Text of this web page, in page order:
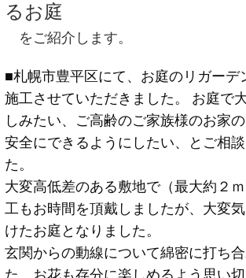
るお庭
をご紹介します。
■札幌市豊平区にて、お庭のリガーデ
施工させていただきました。 お庭で
しみたい、ご高齢のご家族様のお家
安全にできるようにしたい、とご相
た。
大変高低差のある敷地で（最大約２
工もお時間を頂戴しましたが、大変
けたお庭となりました。
玄関からの動線について綿密に打ち
た、お花も存分に楽しめるよう思い